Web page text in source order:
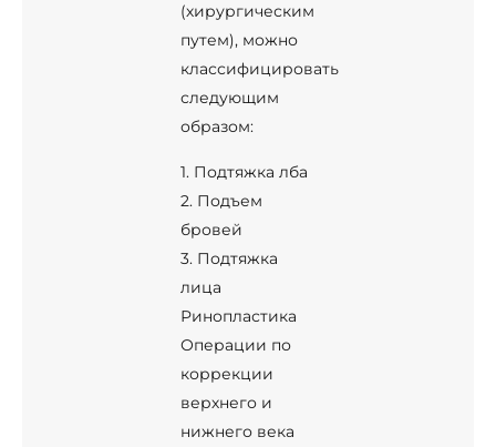
(хирургическим
путем), можно
классифицировать
следующим
образом:
1. Подтяжка лба
2. Подъем
бровей
3. Подтяжка
лица
Ринопластика
Операции по
коррекции
верхнего и
нижнего века